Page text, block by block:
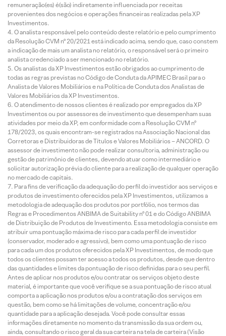
remuneração(es) é(são) indiretamente influenciada por receitas
provenientes dos negócios e operações financeiras realizadas pela XP
Investimentos.
O analista responsável pelo conteúdo deste relatório e pelo cumprimento
da Resolução CVM nº 20/2021 está indicado acima, sendo que, caso constem
a indicação de mais um analista no relatório, o responsável será o primeiro
analista credenciado a ser mencionado no relatório.
Os analistas da XP Investimentos estão obrigados ao cumprimento de
todas as regras previstas no Código de Conduta da APIMEC Brasil para o
Analista de Valores Mobiliários e na Política de Conduta dos Analistas de
Valores Mobiliários da XP Investimentos.
O atendimento de nossos clientes é realizado por empregados da XP
Investimentos ou por assessores de investimento que desempenham suas
atividades por meio da XP, em conformidade com a Resolução CVM nº
178/2023, os quais encontram-se registrados na Associação Nacional das
Corretoras e Distribuidoras de Títulos e Valores Mobiliários – ANCORD. O
assessor de investimento não pode realizar consultoria, administração ou
gestão de patrimônio de clientes, devendo atuar como intermediário e
solicitar autorização prévia do cliente para a realização de qualquer operação
no mercado de capitais.
Para fins de verificação da adequação do perfil do investidor aos serviços e
produtos de investimento oferecidos pela XP Investimentos, utilizamos a
metodologia de adequação dos produtos por portfólio, nos termos das
Regras e Procedimentos ANBIMA de Suitability nº 01 e do Código ANBIMA
de Distribuição de Produtos de Investimento. Essa metodologia consiste em
atribuir uma pontuação máxima de risco para cada perfil de investidor
(conservador, moderado e agressivo), bem como uma pontuação de risco
para cada um dos produtos oferecidos pela XP Investimentos, de modo que
todos os clientes possam ter acesso a todos os produtos, desde que dentro
das quantidades e limites da pontuação de risco definidas para o seu perfil.
Antes de aplicar nos produtos e/ou contratar os serviços objeto deste
material, é importante que você verifique se a sua pontuação de risco atual
comporta a aplicação nos produtos e/ou a contratação dos serviços em
questão, bem como se há limitações de volume, concentração e/ou
quantidade para a aplicação desejada. Você pode consultar essas
informações diretamente no momento da transmissão da sua ordem ou,
ainda, consultando o risco geral da sua carteira na tela de carteira (Visão